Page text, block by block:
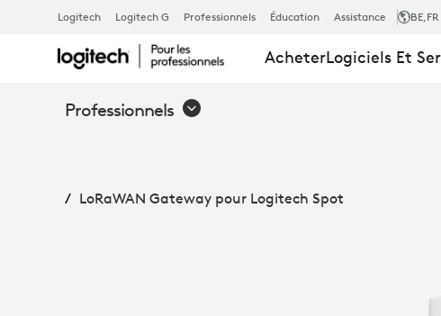
LORAWAN
GATEWAY
POUR
Logitech Logitech G Professionnels Éducation Assistance BE,FR
AcheterLogiciels Et
Professionnels
LoRaWAN Gateway pour Logitech Spot